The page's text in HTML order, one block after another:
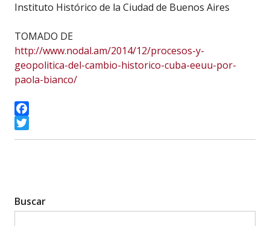
Instituto Histórico de la Ciudad de Buenos Aires
TOMADO DE
http://www.nodal.am/2014/12/procesos-y-
geopolitica-del-cambio-historico-cuba-eeuu-por-
paola-bianco/
Facebook
Twitter
Buscar